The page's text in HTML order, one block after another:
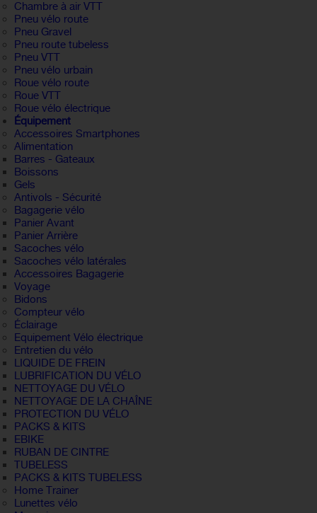
Chambre à air VTT
Pneu vélo route
Pneu Gravel
Pneu route tubeless
Pneu VTT
Pneu vélo urbain
Roue vélo route
Roue VTT
Roue vélo électrique
Équipement
Accessoires Smartphones
Alimentation
Barres - Gateaux
Boissons
Gels
Antivols - Sécurité
Bagagerie vélo
Panier Avant
Panier Arrière
Sacoches vélo
Sacoches vélo latérales
Accessoires Bagagerie
Voyage
Bidons
Compteur vélo
Éclairage
Equipement Vélo électrique
Entretien du vélo
LIQUIDE DE FREIN
LUBRIFICATION DU VÉLO
NETTOYAGE DU VÉLO
NETTOYAGE DE LA CHAÎNE
PROTECTION DU VÉLO
PACKS & KITS
EBIKE
RUBAN DE CINTRE
TUBELESS
PACKS & KITS TUBELESS
Home Trainer
Lunettes vélo